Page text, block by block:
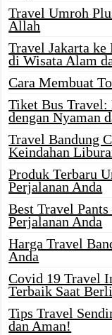
Travel Umroh
Allah
Travel Jakarta ke
di Wisata Alam
Cara Membuat
Tiket Bus Travel:
dengan Nyaman
Travel Bandung
Keindahan
Produk Terbaru
Perjalanan Anda
Best Travel
Perjalanan Anda
Harga Travel
Anda
Covid 19 Travel
Terbaik Saat
Tips Travel
dan Aman!